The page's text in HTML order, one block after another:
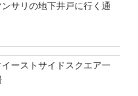
サリの地下井戸に行く通
ーストサイドスクエア一